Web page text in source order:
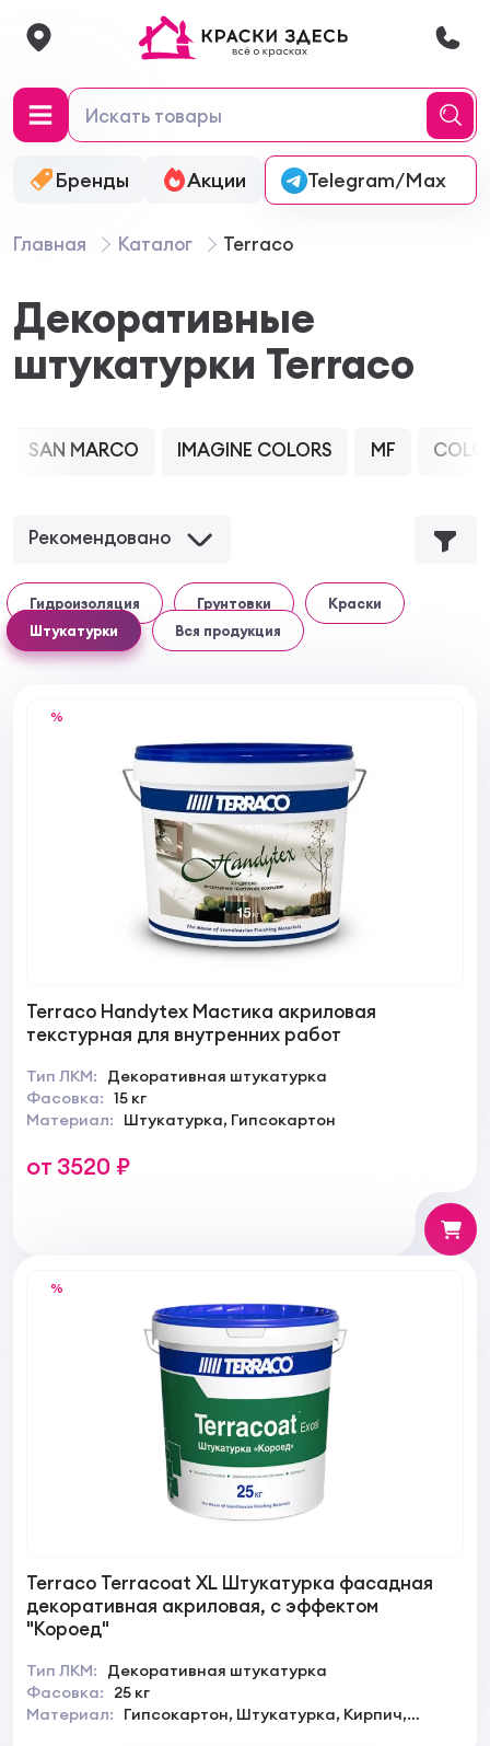
Бренды Акции Онлайн-колеровка
Telegram/Max
Главная Каталог Terraco
Декоративные
штукатурки Terraco
Рекомендовано
Гидроизоляция Грунтовки
Краски
Штукатурки
Вся продукция
%
Terraco Handytex Мастика акриловая
текстурная для внутренних работ
Тип ЛКМ:
Декоративная штукатурка
Фасовка: 15 кг
Материал:
Штукатурка, Гипсокартон
от 3520 ₽
%
Terraco Terracoat XL Штукатурка фасадная
декоративная акриловая, с эффектом
"Короед"
Тип ЛКМ:
Декоративная штукатурка
Фасовка:
25 кг
Материал:
SAN MARCO IMAGINE COLORS MF